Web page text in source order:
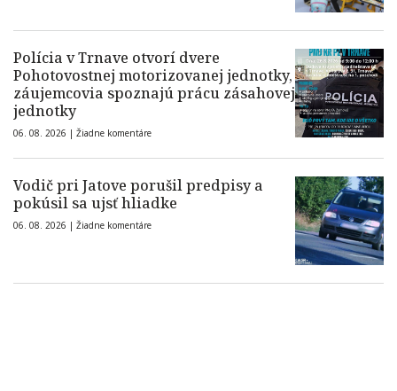
Polícia v Trnave otvorí dvere
Pohotovostnej motorizovanej jednotky,
záujemcovia spoznajú prácu zásahovej
jednotky
06. 08. 2026 | Žiadne komentáre
Vodič pri Jatove porušil predpisy a
pokúsil sa ujsť hliadke
06. 08. 2026 | Žiadne komentáre